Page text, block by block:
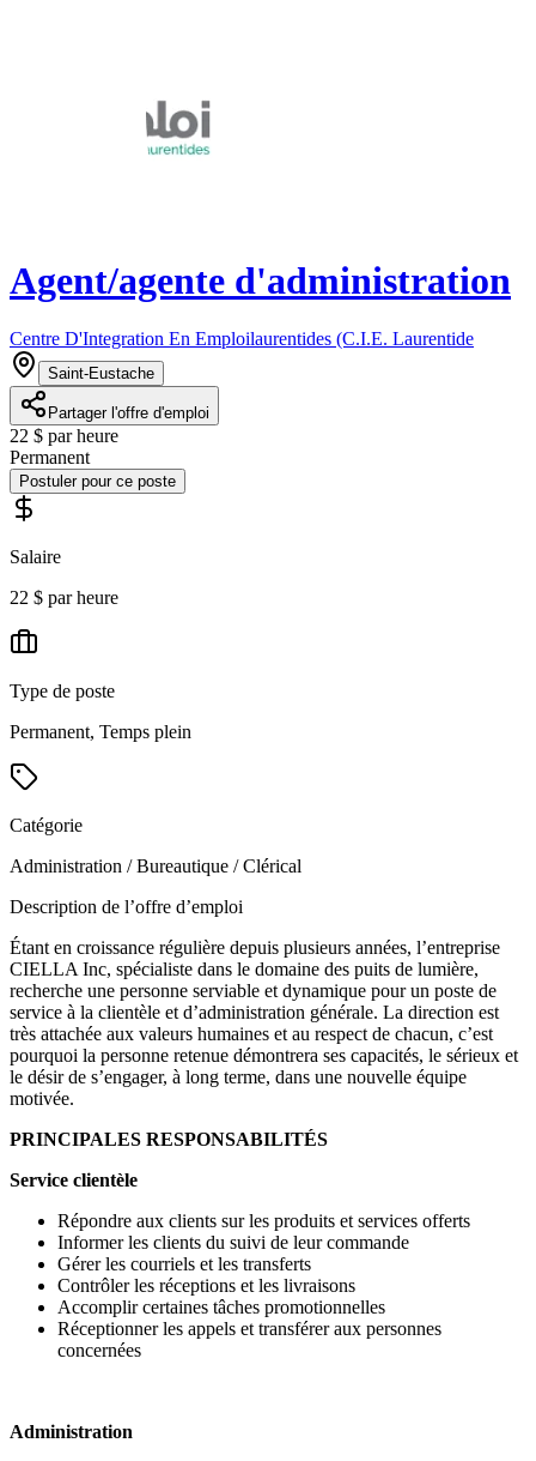
Agent/agente d'administration
Centre D'Integration En Emploilaurentides (C.I.E. Laurentide
Saint-Eustache
Partager l'offre d'emploi
22 $ par heure
Permanent
Postuler pour ce poste
Salaire
22 $ par heure
Type de poste
Permanent, Temps plein
Catégorie
Administration / Bureautique / Clérical
Description de l’offre d’emploi
Étant en croissance régulière depuis plusieurs années, l’entreprise
CIELLA Inc, spécialiste dans le domaine des puits de lumière,
recherche une personne serviable et dynamique pour un poste de
service à la clientèle et d’administration générale. La direction est
très attachée aux valeurs humaines et au respect de chacun, c’est
pourquoi la personne retenue démontrera ses capacités, le sérieux et
le désir de s’engager, à long terme, dans une nouvelle équipe
motivée.
PRINCIPALES RESPONSABILITÉS
Service clientèle
Répondre aux clients sur les produits et services offerts
Informer les clients du suivi de leur commande
Gérer les courriels et les transferts
Contrôler les réceptions et les livraisons
Accomplir certaines tâches promotionnelles
Réceptionner les appels et transférer aux personnes
concernées
Administration